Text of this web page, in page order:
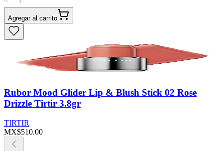
Agregar al carrito
Rubor Mood Glider Lip & Blush Stick 02 Rose
Drizzle Tirtir 3.8gr
TIRTIR
MX$510.00